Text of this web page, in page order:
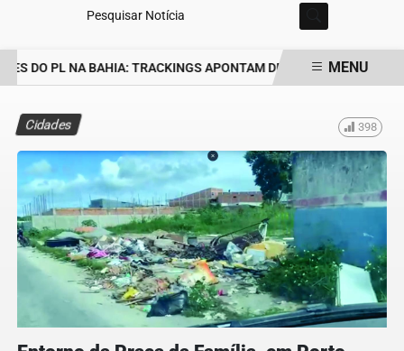
Pesquisar Notícia
DO PL NA BAHIA: TRACKINGS APONTAM DRA. RAISSA SOARES E
MENU
Cidades 398